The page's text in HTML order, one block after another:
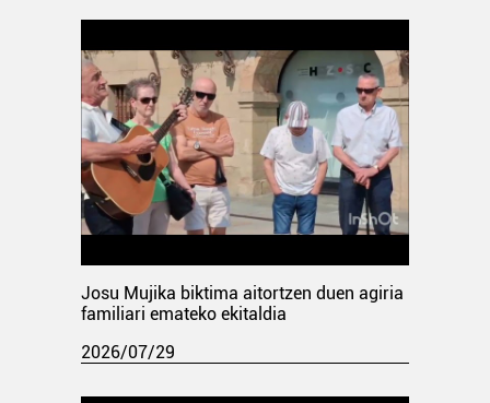
Josu Mujika biktima aitortzen duen agiria
familiari emateko ekitaldia
2026/07/29